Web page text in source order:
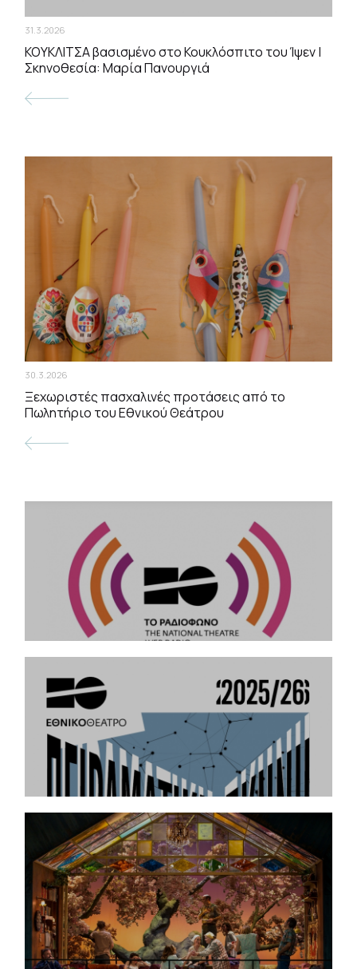
31.3.2026
ΚΟΥΚΛΙΤΣΑ βασισμένο στο Κουκλόσπιτο του Ίψεν |
Σκηνοθεσία: Μαρία Πανουργιά
30.3.2026
Ξεχωριστές πασχαλινές προτάσεις από το
Πωλητήριο του Εθνικού Θεάτρου
27.3.2026
Παγκόσμια Ημέρα Θεάτρου Συντονιστείτε online
σΤΟ ΡΑΔΙΟΦΩΝΟ | webradio.n-t.gr